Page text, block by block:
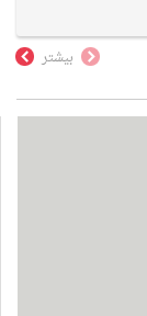
بیشتر